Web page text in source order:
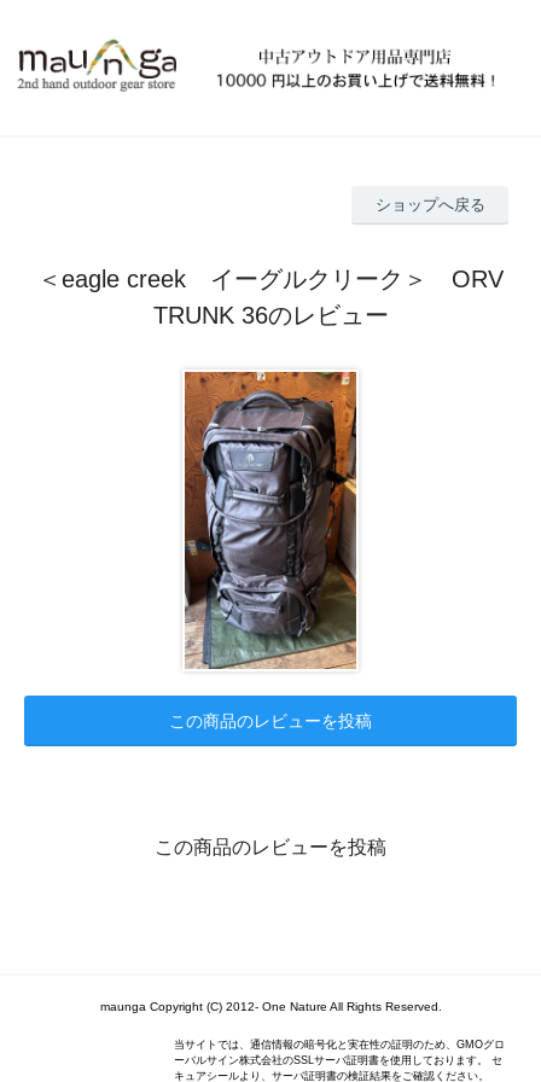
ショップへ戻る
＜eagle creek イーグルクリーク＞ ORV
TRUNK 36のレビュー
この商品のレビューを投稿
この商品のレビューを投稿
maunga Copyright (C) 2012- One Nature All Rights Reserved.
当サイトでは、通信情報の暗号化と実在性の証明のため、GMOグロ
ーバルサイン株式会社のSSLサーバ証明書を使用しております。 セ
キュアシールより、サーバ証明書の検証結果をご確認ください。